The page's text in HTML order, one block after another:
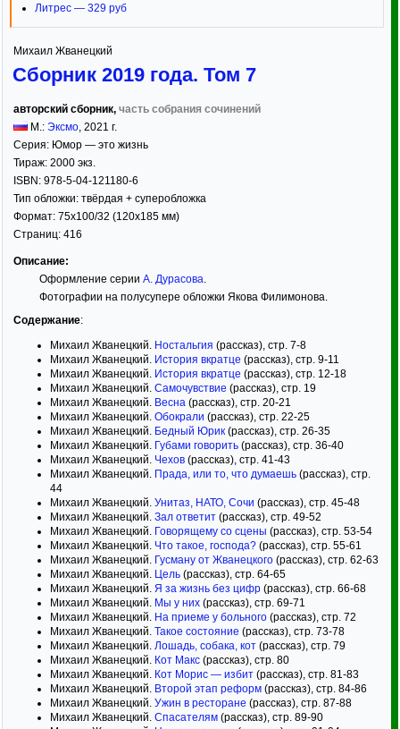
Литрес — 329 руб
Михаил Жванецкий
Сборник 2019 года. Том 7
авторский сборник, часть собрания сочинений
М.: Эксмо, 2021 г.
Серия: Юмор — это жизнь
Тираж: 2000 экз.
ISBN: 978-5-04-121180-6
Тип обложки: твёрдая + суперобложка
Формат: 75x100/32 (120x185 мм)
Страниц: 416
Описание:
Оформление серии А. Дурасова.
Фотографии на полусупере обложки Якова Филимонова.
Содержание:
Михаил Жванецкий. Ностальгия (рассказ), стр. 7-8
Михаил Жванецкий. История вкратце (рассказ), стр. 9-11
Михаил Жванецкий. История вкратце (рассказ), стр. 12-18
Михаил Жванецкий. Самочувствие (рассказ), стр. 19
Михаил Жванецкий. Весна (рассказ), стр. 20-21
Михаил Жванецкий. Обокрали (рассказ), стр. 22-25
Михаил Жванецкий. Бедный Юрик (рассказ), стр. 26-35
Михаил Жванецкий. Губами говорить (рассказ), стр. 36-40
Михаил Жванецкий. Чехов (рассказ), стр. 41-43
Михаил Жванецкий. Прада, или то, что думаешь (рассказ), стр.
44
Михаил Жванецкий. Унитаз, НАТО, Сочи (рассказ), стр. 45-48
Михаил Жванецкий. Зал ответит (рассказ), стр. 49-52
Михаил Жванецкий. Говорящему со сцены (рассказ), стр. 53-54
Михаил Жванецкий. Что такое, господа? (рассказ), стр. 55-61
Михаил Жванецкий. Гусману от Жванецкого (рассказ), стр. 62-63
Михаил Жванецкий. Цель (рассказ), стр. 64-65
Михаил Жванецкий. Я за жизнь без цифр (рассказ), стр. 66-68
Михаил Жванецкий. Мы у них (рассказ), стр. 69-71
Михаил Жванецкий. На приеме у больного (рассказ), стр. 72
Михаил Жванецкий. Такое состояние (рассказ), стр. 73-78
Михаил Жванецкий. Лошадь, собака, кот (рассказ), стр. 79
Михаил Жванецкий. Кот Макс (рассказ), стр. 80
Михаил Жванецкий. Кот Морис — избит (рассказ), стр. 81-83
Михаил Жванецкий. Второй этап реформ (рассказ), стр. 84-86
Михаил Жванецкий. Ужин в ресторане (рассказ), стр. 87-88
Михаил Жванецкий. Спасателям (рассказ), стр. 89-90